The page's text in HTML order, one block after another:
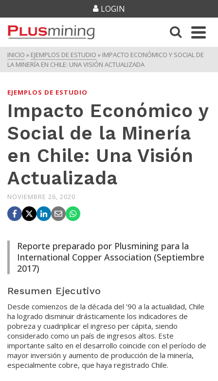
LOGIN
INICIO » EJEMPLOS DE ESTUDIO » IMPACTO ECONÓMICO Y SOCIAL DE
LA MINERÍA EN CHILE: UNA VISIÓN ACTUALIZADA
EJEMPLOS DE ESTUDIO
Impacto Económico y
Social de la Minería
en Chile: Una Visión
Actualizada
NOVIEMBRE 26, 2020
Reporte preparado por Plusmining para la
International Copper Association (Septiembre
2017)
Resumen Ejecutivo
Desde comienzos de la década del ’90 a la actualidad, Chile
ha logrado disminuir drásticamente los indicadores de
pobreza y cuadriplicar el ingreso per cápita, siendo
considerado como un país de ingresos altos. Este
importante salto en el desarrollo coincide con el período de
mayor inversión y aumento de producción de la minería,
especialmente cobre, que haya registrado Chile.